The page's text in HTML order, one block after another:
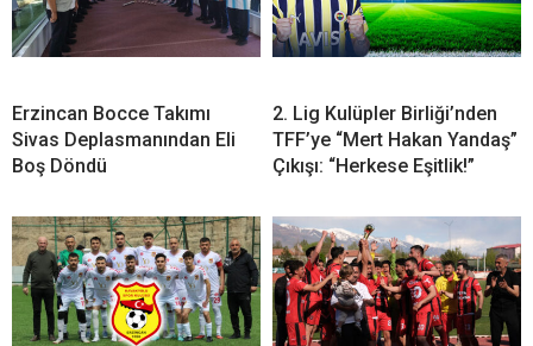
Erzincan Bocce Takımı
Sivas Deplasmanından Eli
Boş Döndü
2. Lig Kulüpler Birliği’nden
TFF’ye “Mert Hakan Yandaş”
Çıkışı: “Herkese Eşitlik!”